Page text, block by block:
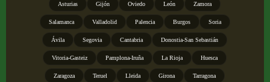
Asturias Gijón Oviedo León Zamora
Salamanca Valladolid Palencia Burgos Soria
Ávila Segovia Cantabria Donostia-San Sebastián
Vitoria-Gasteiz Pamplona-Iruña La Rioja Huesca
Zaragoza Teruel Lleida Girona Tarragona